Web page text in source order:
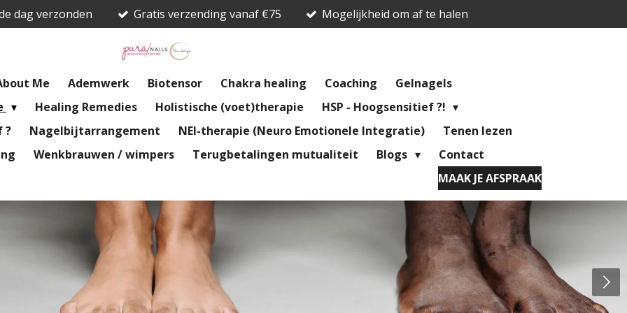
dag verzonden Gratis verzending vanaf €75 Mogelijkheid om af te halen
Me Ademwerk Biotensor Chakra healing Coaching
Gelnagels
Healing Remedies Holistische (voet)therapie
HSP - Hoogsensitief ?!
?
Nagelbijtarrangement NEI-therapie (Neuro Emotionele Integratie)
Tenen lezen
Wenkbrauwen / wimpers Terugbetalingen mutualiteit Blogs
Contact
MAAK JE AFSPRAAK